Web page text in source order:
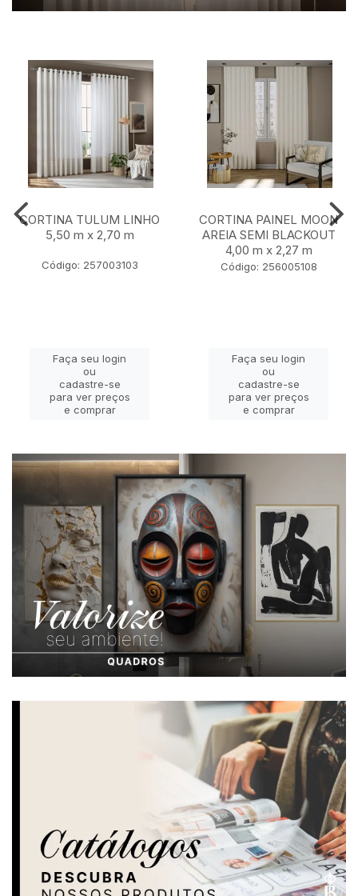
CORTINA TULUM LINHO
5,50 m x 2,70 m
Código: 257003103
Faça seu login
ou
cadastre-se
para ver preços
e comprar
CORTINA PAINEL MOON
AREIA SEMI BLACKOUT
4,00 m x 2,27 m
Código: 256005108
Faça seu login
ou
cadastre-se
para ver preços
e comprar